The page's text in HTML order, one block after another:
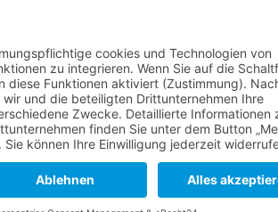
Naturschutz schließt
möglich, Streuobstanbau wirtschaftlich zu
auf einer internationalen Konferenz in